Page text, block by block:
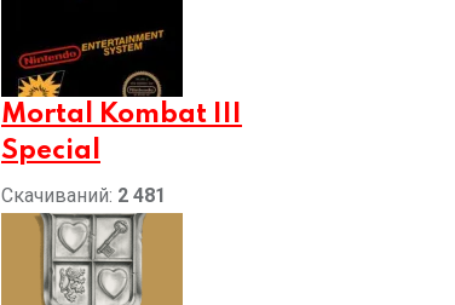
Mortal Kombat III
Special
Скачиваний: 2 481